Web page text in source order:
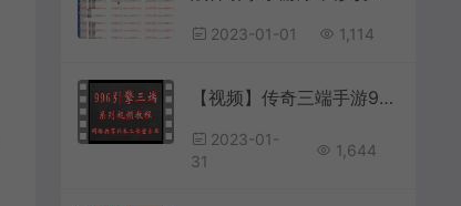
2023-01-01 1,114
【视频】传奇三端手游996引擎TXT脚本语法和变量 第8讲 脚本调用传参
2023-01-
31
1,644